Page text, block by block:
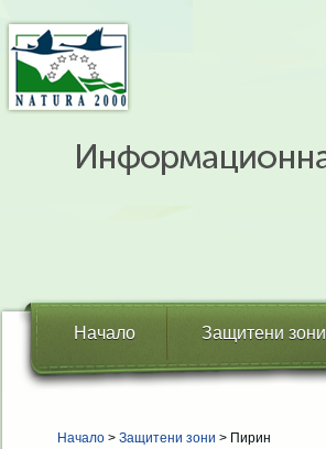
Начало Защитени зони
Начало > Защитени зони > Пирин